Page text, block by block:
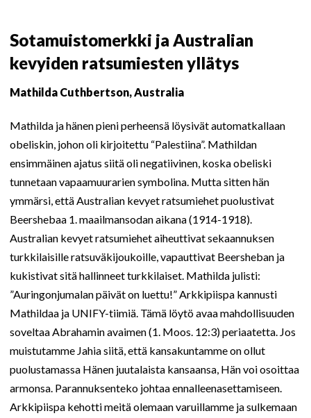
Sotamuistomerkki ja Australian
kevyiden ratsumiesten yllätys
Mathilda Cuthbertson, Australia
Mathilda ja hänen pieni perheensä löysivät automatkallaan
obeliskin, johon oli kirjoitettu “Palestiina”. Mathildan
ensimmäinen ajatus siitä oli negatiivinen, koska obeliski
tunnetaan vapaamuurarien symbolina. Mutta sitten hän
ymmärsi, että Australian kevyet ratsumiehet puolustivat
Beershebaa 1. maailmansodan aikana (1914-1918).
Australian kevyet ratsumiehet aiheuttivat sekaannuksen
turkkilaisille ratsuväkijoukoille, vapauttivat Beersheban ja
kukistivat sitä hallinneet turkkilaiset. Mathilda julisti:
”Auringonjumalan päivät on luettu!” Arkkipiispa kannusti
Mathildaa ja UNIFY-tiimiä. Tämä löytö avaa mahdollisuuden
soveltaa Abrahamin avaimen (1. Moos. 12:3) periaatetta. Jos
muistutamme Jahia siitä, että kansakuntamme on ollut
puolustamassa Hänen juutalaista kansaansa, Hän voi osoittaa
armonsa. Parannuksenteko johtaa ennalleenasettamiseen.
Arkkipiispa kehotti meitä olemaan varuillamme ja sulkemaan